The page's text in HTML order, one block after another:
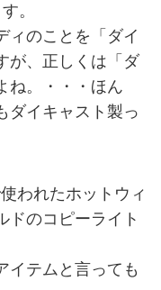
。
ィのことを「ダイ
が、正しくは「ダ
ね。・・・ほん
ダイキャスト製っ
われたホットウィ
ドのコピーライト
イテムと言っても